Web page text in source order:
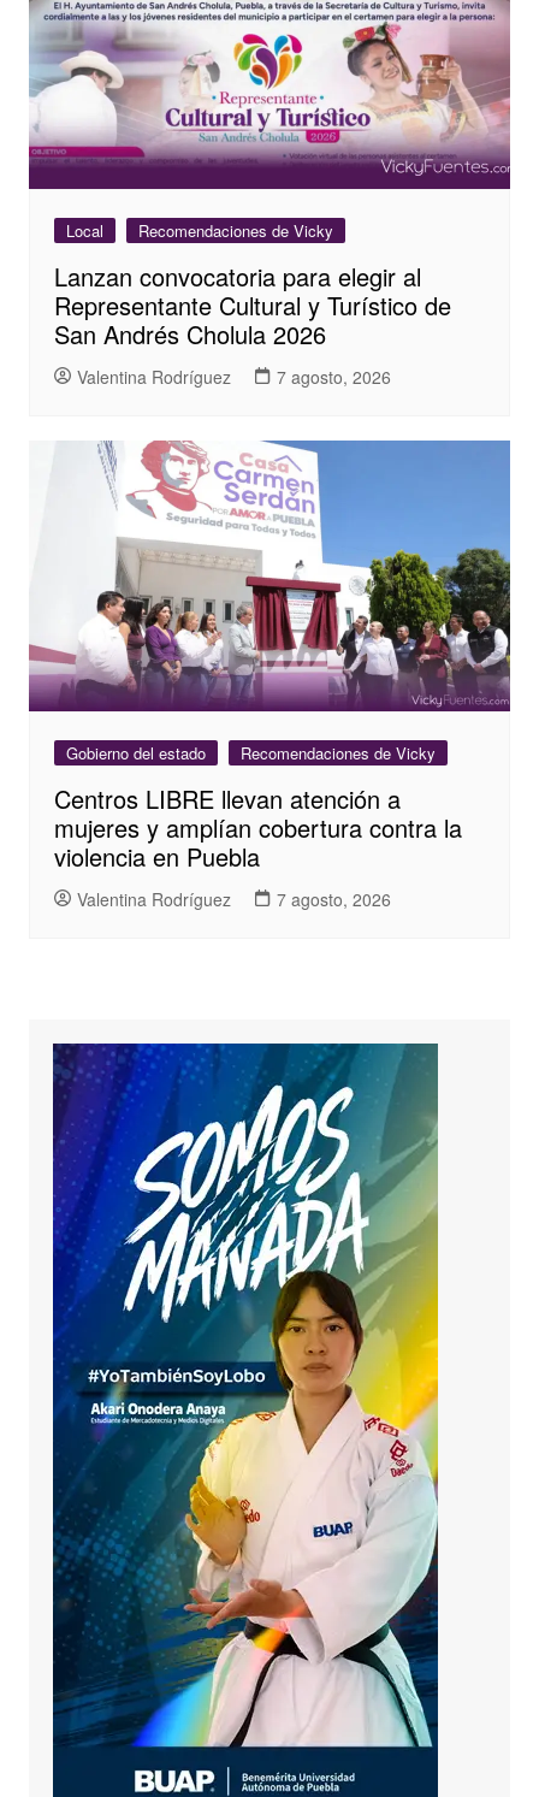
Local Recomendaciones de Vicky
Lanzan convocatoria para elegir al
Representante Cultural y Turístico de
San Andrés Cholula 2026
Valentina Rodríguez 7 agosto, 2026
Gobierno del estado Recomendaciones de Vicky
Centros LIBRE llevan atención a
mujeres y amplían cobertura contra la
violencia en Puebla
Valentina Rodríguez 7 agosto, 2026